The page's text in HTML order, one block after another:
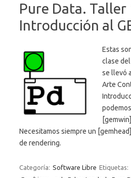
Pure Data. Taller
Introducción al
Estas
clase
se llevó
Arte
Necesitamos siempre un
de rendering.
Categoría: Software Libre Etiquetas: